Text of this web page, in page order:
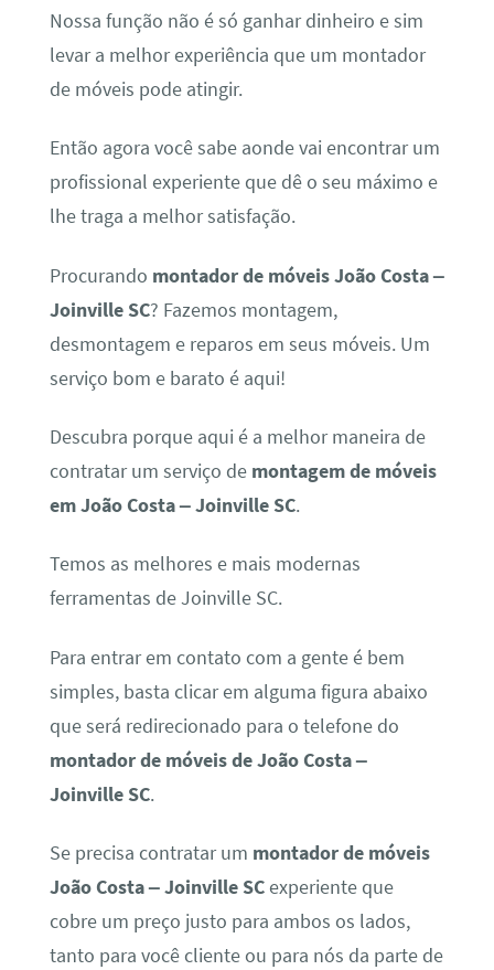
Nossa função não é só ganhar dinheiro e sim
levar a melhor experiência que um montador
de móveis pode atingir.
Então agora você sabe aonde vai encontrar um
profissional experiente que dê o seu máximo e
lhe traga a melhor satisfação.
Procurando montador de móveis João Costa –
Joinville SC? Fazemos montagem,
desmontagem e reparos em seus móveis. Um
serviço bom e barato é aqui!
Descubra porque aqui é a melhor maneira de
contratar um serviço de montagem de móveis
em João Costa – Joinville SC.
Temos as melhores e mais modernas
ferramentas de Joinville SC.
Para entrar em contato com a gente é bem
simples, basta clicar em alguma figura abaixo
que será redirecionado para o telefone do
montador de móveis de João Costa –
Joinville SC.
Se precisa contratar um montador de móveis
João Costa – Joinville SCexperiente que
cobre um preço justo para ambos os lados,
tanto para você cliente ou para nós da parte de